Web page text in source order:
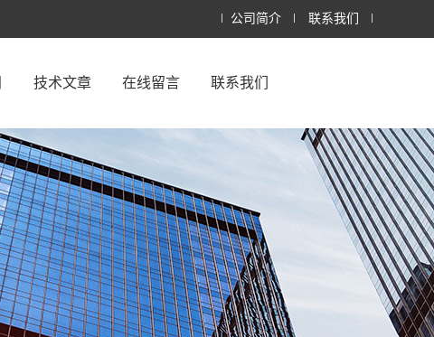
公司简介 联系我们
技术文章 在线留言 联系我们